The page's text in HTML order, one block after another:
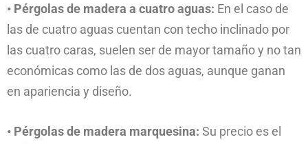
• Pérgolas de madera a cuatro aguas: En el caso de
las de cuatro aguas cuentan con techo inclinado por
las cuatro caras, suelen ser de mayor tamaño y no tan
económicas como las de dos aguas, aunque ganan
en apariencia y diseño.
• Pérgolas de madera marquesina: Su precio es el